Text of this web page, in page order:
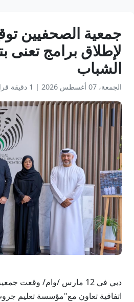
جمعية الصحفيين
لإطلاق برامج تعنى
الشباب
الجمعة، 07 أغسطس 2026 | 1 دقيقة قراءة
دبي في 12 مارس /وام/ وقعت
اتفاقية تعاون مع"مؤسسة تعليم